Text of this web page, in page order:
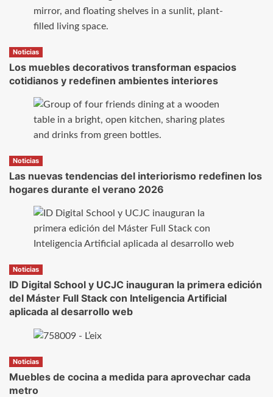
Noticias
Los muebles decorativos transforman espacios
cotidianos y redefinen ambientes interiores
Noticias
Las nuevas tendencias del interiorismo redefinen los
hogares durante el verano 2026
Noticias
ID Digital School y UCJC inauguran la primera edición
del Máster Full Stack con Inteligencia Artificial
aplicada al desarrollo web
Noticias
Muebles de cocina a medida para aprovechar cada
metro